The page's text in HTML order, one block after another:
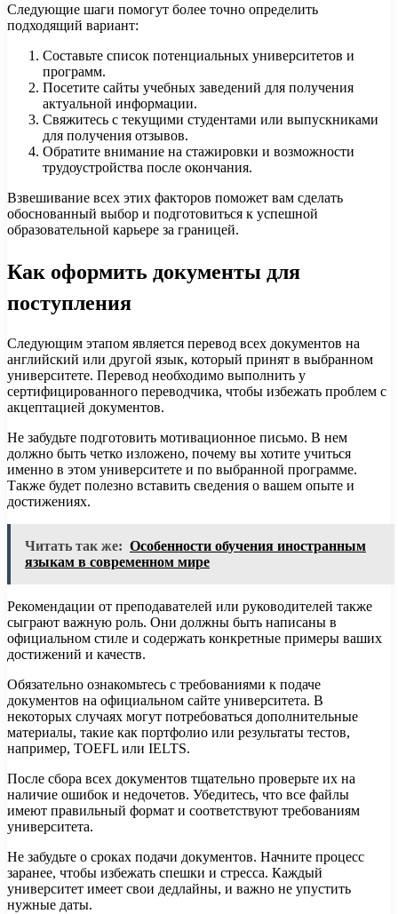
Следующие шаги помогут более точно определить
подходящий вариант:
Составьте список потенциальных университетов и
программ.
Посетите сайты учебных заведений для получения
актуальной информации.
Свяжитесь с текущими студентами или выпускниками
для получения отзывов.
Обратите внимание на стажировки и возможности
трудоустройства после окончания.
Взвешивание всех этих факторов поможет вам сделать
обоснованный выбор и подготовиться к успешной
образовательной карьере за границей.
Как оформить документы для
поступления
Следующим этапом является перевод всех документов на
английский или другой язык, который принят в выбранном
университете. Перевод необходимо выполнить у
сертифицированного переводчика, чтобы избежать проблем с
акцептацией документов.
Не забудьте подготовить мотивационное письмо. В нем
должно быть четко изложено, почему вы хотите учиться
именно в этом университете и по выбранной программе.
Также будет полезно вставить сведения о вашем опыте и
достижениях.
Читать так же: Особенности обучения иностранным
языкам в современном мире
Рекомендации от преподавателей или руководителей также
сыграют важную роль. Они должны быть написаны в
официальном стиле и содержать конкретные примеры ваших
достижений и качеств.
Обязательно ознакомьтесь с требованиями к подаче
документов на официальном сайте университета. В
некоторых случаях могут потребоваться дополнительные
материалы, такие как портфолио или результаты тестов,
например, TOEFL или IELTS.
После сбора всех документов тщательно проверьте их на
наличие ошибок и недочетов. Убедитесь, что все файлы
имеют правильный формат и соответствуют требованиям
университета.
Не забудьте о сроках подачи документов. Начните процесс
заранее, чтобы избежать спешки и стресса. Каждый
университет имеет свои дедлайны, и важно не упустить
нужные даты.